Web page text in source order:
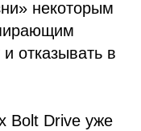
некоторым
отказывать в
Bolt Drive уже